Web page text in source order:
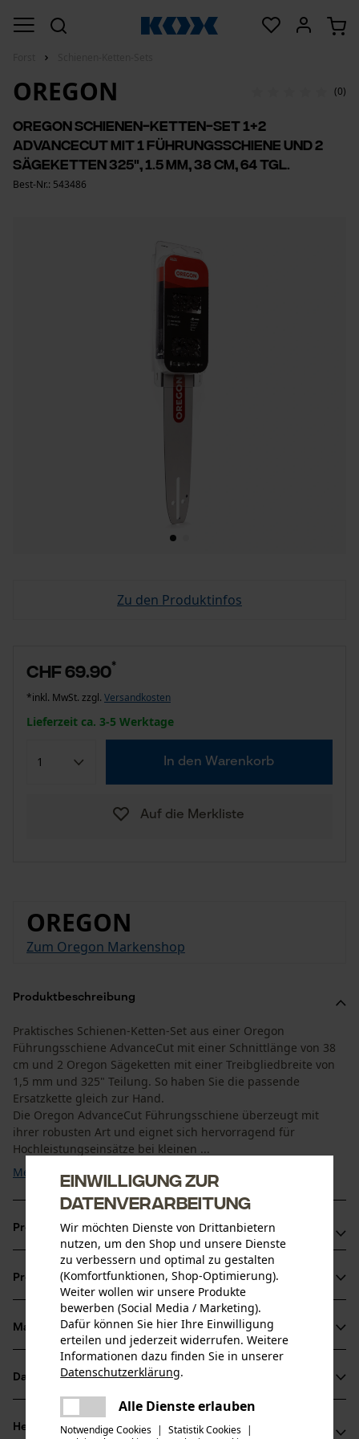
OREGON (0)
Oregon Schienen-Ketten-Set 1+2
AdvanceCut mit 1 Führungsschiene und 2
Sägeketten 325", 1.5 mm, 38 cm, 64 Tgl.
Best-Nr.: 543486
Zu den Produktinfos
CHF 69.90*
*inkl. MwSt. zzgl. Versandkosten
Lieferzeit ca. 3-5 Werktage
In den Warenkorb
Auf die Merkliste
OREGON
Zum Oregon Markenshop
Produktbeschreibung
Praktisches Schienen-Ketten-Set aus einer Oregon
Führungsschiene AdvanceCut mit einer Schnittlänge von 38
cm und 2 Oregon Sägeketten mit einer Treibgliedbreite von
1,5 mm und 325" Teilung. So haben Sie die passende
Ersatzkette gleich zur Hand.
Die Oregon AdvanceCut Führungsschiene überzeugt mit
ihrer robusten Art und eignet sich hervorragend für
Hochleistungseinsätze bei kleinen ...
Mehr anzeigen
Produktvorteile
Ruhige Laufeigenschaften
Mit praktischer Sperre, die das Schmiermittel nicht
entweichen lässt
Erhöhte Lebensdauer und Schnittleistung von Kette und
Schiene
Produktinformationen
Produktdetails
Aktivitätstyp
Material & Pflege
Hauptmaterial
Datenblätter
Produktsicherheitsdatenblatt (PDF)
Herstellerinformationen
Einwilligung zur
Datenverarbeitung
Wir möchten Dienste von Drittanbietern
nutzen, um den Shop und unsere Dienste
zu verbessern und optimal zu gestalten
(Komfortfunktionen, Shop-Optimierung).
Weiter wollen wir unsere Produkte
bewerben (Social Media / Marketing).
Dafür können Sie hier Ihre Einwilligung
erteilen und jederzeit widerrufen. Weitere
Informationen dazu finden Sie in unserer
Datenschutzerklärung.
Alle Dienste erlauben
Notwendige Cookies | Statistik Cookies |
Es ist ein Fehler aufgetreten. Bitte
versuchen Sie es erneut.